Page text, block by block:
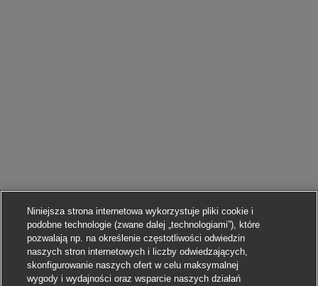
Niniejsza strona internetowa wykorzystuje pliki cookie i
podobne technologie (zwane dalej „technologiami”), które
pozwalają np. na określenie częstotliwości odwiedzin
naszych stron internetowych i liczby odwiedzających,
skonfigurowanie naszych ofert w celu maksymalnej
wygody i wydajności oraz wsparcie naszych działań